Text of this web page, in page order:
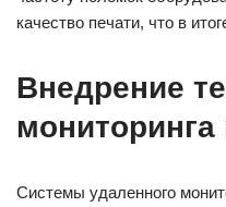
качество печати, что в
Внедрение
Системы удаленного